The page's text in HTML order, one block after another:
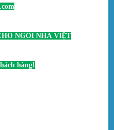
NGÔI NHÀ VIỆT
hàng!